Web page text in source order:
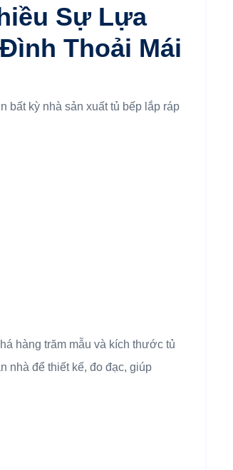
Sự Lựa
Thoải Mái
bất kỳ nhà sản xuất tủ bếp lắp ráp
hàng trăm mẫu và kích thước tủ
nhà để thiết kế, đo đạc, giúp